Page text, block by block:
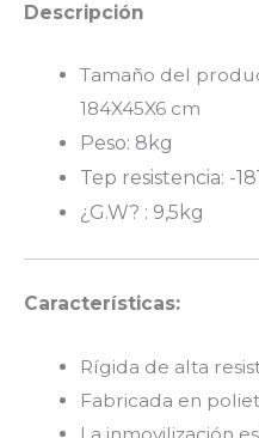
Descripción
Tamaño del
184X45X6 cm
Peso: 8kg
Tep resistencia: -
¿G.W? : 9,5kg
Características:
Rígida de alta
Fabricada en
La inmovilización